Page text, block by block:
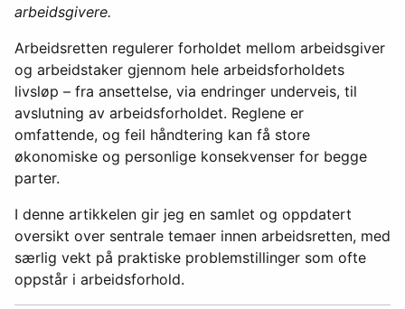
arbeidsgivere.
Arbeidsretten regulerer forholdet mellom arbeidsgiver
og arbeidstaker gjennom hele arbeidsforholdets
livsløp – fra ansettelse, via endringer underveis, til
avslutning av arbeidsforholdet. Reglene er
omfattende, og feil håndtering kan få store
økonomiske og personlige konsekvenser for begge
parter.
I denne artikkelen gir jeg en samlet og oppdatert
oversikt over sentrale temaer innen arbeidsretten, med
særlig vekt på praktiske problemstillinger som ofte
oppstår i arbeidsforhold.